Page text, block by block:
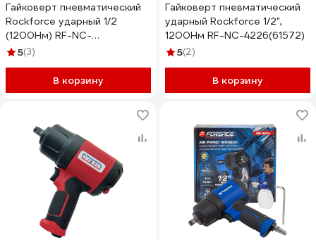
Гайковерт пневматический
Rockforce ударный 1/2
(1200Нм) RF-NC-
4233(66399)
5(3)
В корзину
Гайковерт пневматический
ударный Rockforce 1/2",
1200Нм RF-NC-4226(61572)
5(2)
В корзину